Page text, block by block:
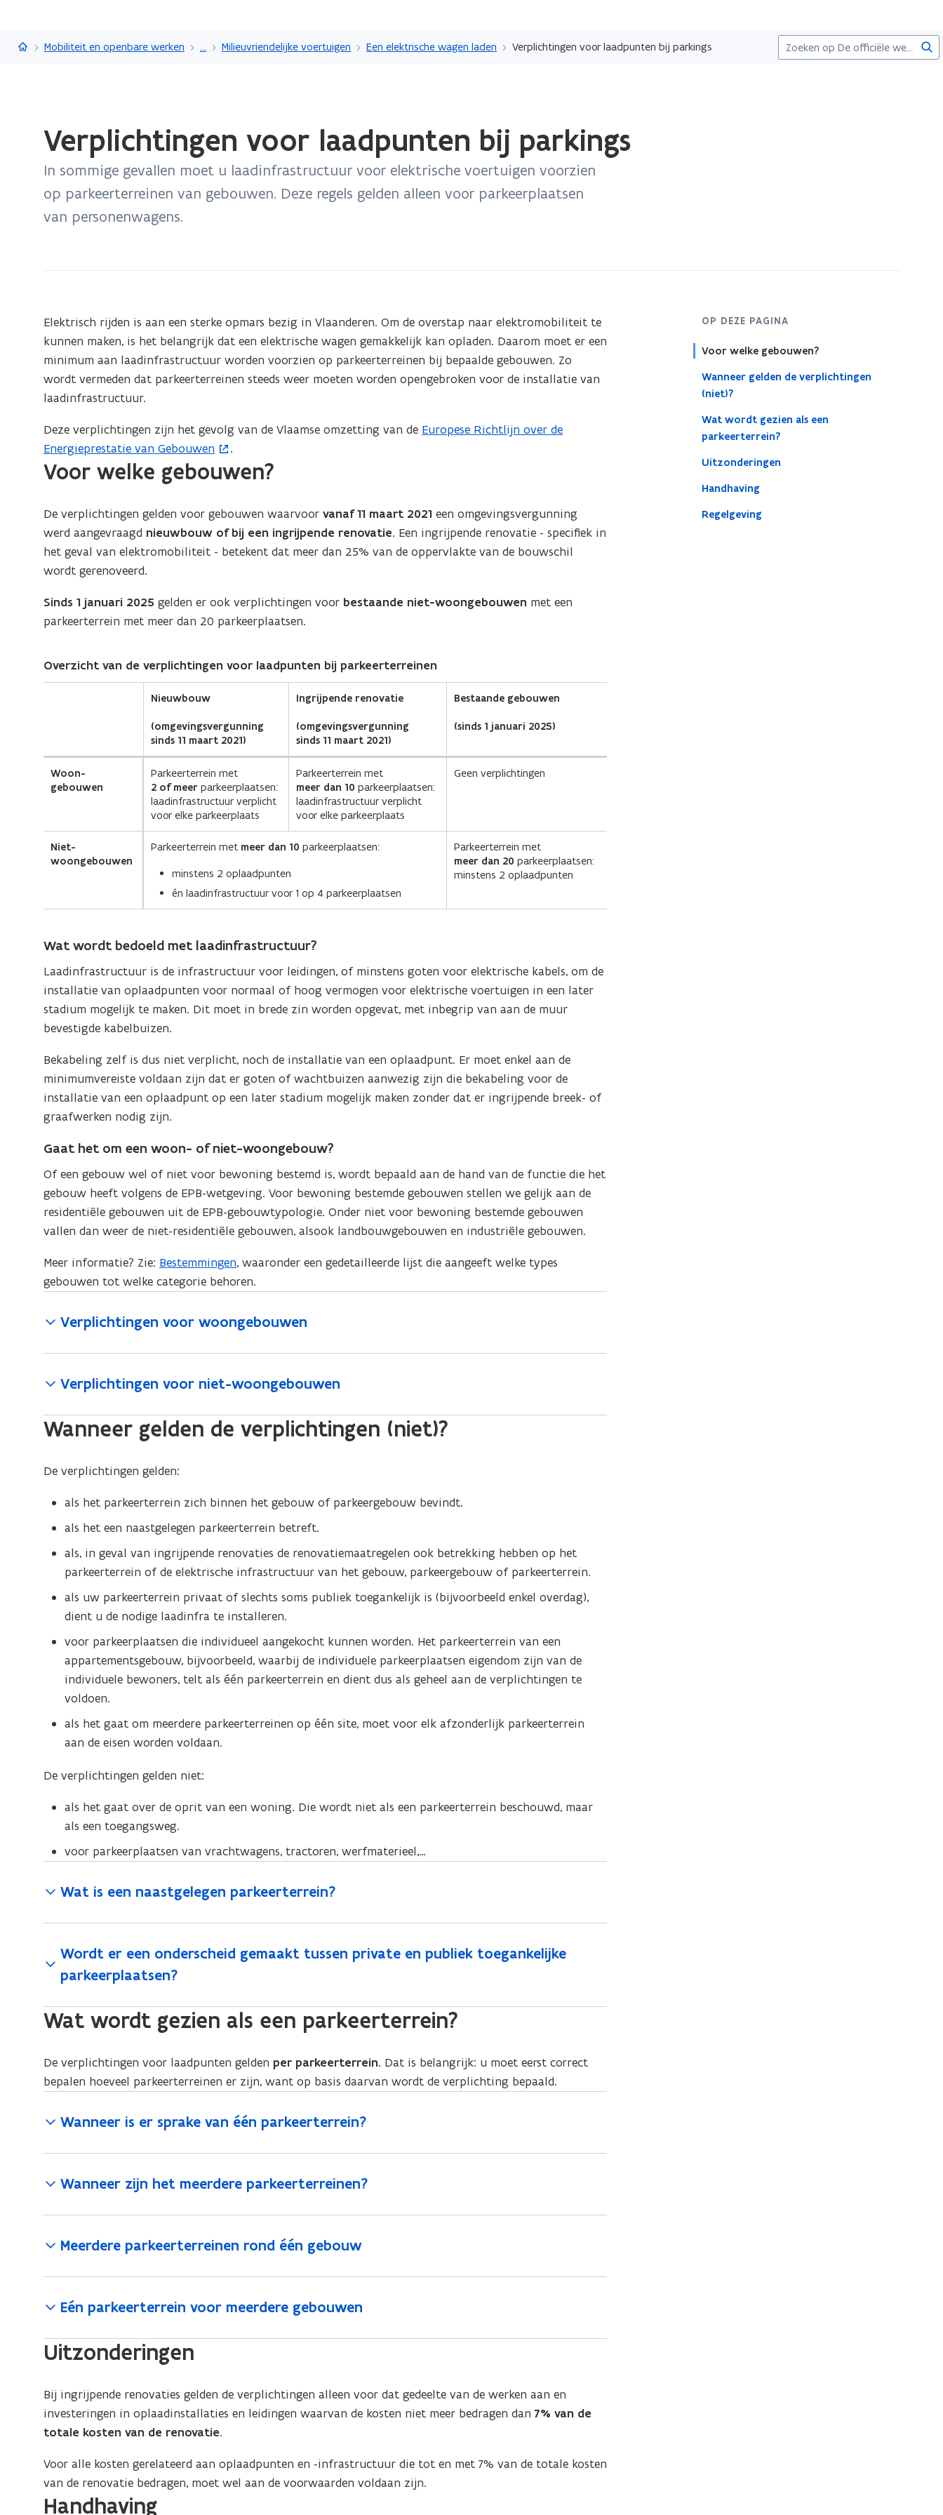
en
Vlaanderen.be
Mobiliteit en openbare werken ... Milieuvriendelijke voertuigen Een elektrische wagen laden Verplichtingen voor laadpunten bij parkings
laden.
bevindt
parkings
Verplichtingen voor laadpunten bij parkings
In sommige gevallen moet u laadinfrastructuur voor elektrische voertuigen voorzien
op parkeerterreinen van gebouwen. Deze regels gelden alleen voor parkeerplaatsen
van personenwagens.
OP DEZE PAGINA
Voor welke gebouwen?
Wanneer gelden de verplichtingen
(niet)?
Wat wordt gezien als een
parkeerterrein?
Uitzonderingen
Handhaving
Regelgeving
Elektrisch rijden is aan een sterke opmars bezig in Vlaanderen. Om de overstap naar elektromobiliteit te
kunnen maken, is het belangrijk dat een elektrische wagen gemakkelijk kan opladen. Daarom moet er een
minimum aan laadinfrastructuur worden voorzien op parkeerterreinen bij bepaalde gebouwen. Zo
wordt vermeden dat parkeerterreinen steeds weer moeten worden opengebroken voor de installatie van
laadinfrastructuur.
Deze verplichtingen zijn het gevolg van de Vlaamse omzetting van de Europese Richtlijn over de
Energieprestatie van Gebouwen
(
t
n
i
t
r
)
.
Voor welke gebouwen?
De verplichtingen gelden voor gebouwen waarvoorvanaf 11 maart 2021 een omgevingsvergunning
werd aangevraagd nieuwbouw of bij een ingrijpende renovatie. Een ingrijpende renovatie - specifiek in
het geval van elektromobiliteit - betekent dat meer dan 25% van de oppervlakte van de bouwschil
wordt gerenoveerd.
Sinds 1 januari 2025 gelden er ook verplichtingen voor bestaande niet-woongebouwen met een
parkeerterrein met meer dan 20 parkeerplaatsen.
(Scroll
links)
(Scroll
rechts)
Overzicht van de verplichtingen voor laadpunten bij parkeerterreinen
Nieuwbouw
(omgevingsvergunning
sinds 11 maart 2021)
Ingrijpende renovatie
(omgevingsvergunning
sinds 11 maart 2021)
Bestaande gebouwen
(sinds 1 januari 2025)
Woon-
gebouwen
Parkeerterrein met
2 of meer parkeerplaatsen:
laadinfrastructuur verplicht
voor elke parkeerplaats
Parkeerterrein met
meer dan 10 parkeerplaatsen:
laadinfrastructuur verplicht
voor elke parkeerplaats
Geen verplichtingen
Niet-
woongebouwen
Parkeerterrein met meer dan 10 parkeerplaatsen:
minstens 2 oplaadpunten
én laadinfrastructuur voor 1 op 4 parkeerplaatsen
Parkeerterrein met
meer dan 20parkeerplaatsen:
minstens 2 oplaadpunten
Wat wordt bedoeld met laadinfrastructuur?
Laadinfrastructuur is de infrastructuur voor leidingen, of minstens goten voor elektrische kabels, om de
installatie van oplaadpunten voor normaal of hoog vermogen voor elektrische voertuigen in een later
stadium mogelijk te maken. Dit moet in brede zin worden opgevat, met inbegrip van aan de muur
bevestigde kabelbuizen.
Bekabeling zelf is dus niet verplicht, noch de installatie van een oplaadpunt. Er moet enkel aan de
minimumvereiste voldaan zijn dat er goten of wachtbuizen aanwezig zijn die bekabeling voor de
installatie van een oplaadpunt op een later stadium mogelijk maken zonder dat er ingrijpende breek- of
graafwerken nodig zijn.
Gaat het om een woon- of niet-woongebouw?
Of een gebouw wel of niet voor bewoning bestemd is, wordt bepaald aan de hand van de functie die het
gebouw heeft volgens de EPB-wetgeving. Voor bewoning bestemde gebouwen stellen we gelijk aan de
residentiële gebouwen uit de EPB-gebouwtypologie. Onder niet voor bewoning bestemde gebouwen
vallen dan weer de niet-residentiële gebouwen, alsook landbouwgebouwen en industriële gebouwen.
Meer informatie? Zie: Bestemmingen, waaronder een gedetailleerde lijst die aangeeft welke types
gebouwen tot welke categorie behoren.
Verplichtingen voor woongebouwen
Verplichtingen voor niet-woongebouwen
Wanneer gelden de verplichtingen (niet)?
De verplichtingen gelden:
als het parkeerterrein zich binnen het gebouw of parkeergebouw bevindt.
als het een naastgelegen parkeerterrein betreft.
als, in geval van ingrijpende renovaties de renovatiemaatregelen ook betrekking hebben op het
parkeerterrein of de elektrische infrastructuur van het gebouw, parkeergebouw of parkeerterrein.
als uw parkeerterrein privaat of slechts soms publiek toegankelijk is (bijvoorbeeld enkel overdag),
dient u de nodige laadinfra te installeren.
voor parkeerplaatsen die individueel aangekocht kunnen worden. Het parkeerterrein van een
appartementsgebouw, bijvoorbeeld, waarbij de individuele parkeerplaatsen eigendom zijn van de
individuele bewoners, telt als één parkeerterrein en dient dus als geheel aan de verplichtingen te
voldoen.
als het gaat om meerdere parkeerterreinen op één site, moet voor elk afzonderlijk parkeerterrein
aan de eisen worden voldaan.
De verplichtingen gelden niet:
als het gaat over de oprit van een woning. Die wordt niet als een parkeerterrein beschouwd, maar
als een toegangsweg.
voor parkeerplaatsen van vrachtwagens, tractoren, werfmaterieel,…
Wat is een naastgelegen parkeerterrein?
Wordt er een onderscheid gemaakt tussen private en publiek toegankelijke
parkeerplaatsen?
Wat wordt gezien als een parkeerterrein?
De verplichtingen voor laadpunten gelden per parkeerterrein. Dat is belangrijk: u moet eerst correct
bepalen hoeveel parkeerterreinen er zijn, want op basis daarvan wordt de verplichting bepaald.
Wanneer is er sprake van één parkeerterrein?
Wanneer zijn het meerdere parkeerterreinen?
Meerdere parkeerterreinen rond één gebouw
Eén parkeerterrein voor meerdere gebouwen
Uitzonderingen
Bij ingrijpende renovaties gelden de verplichtingen alleen voor dat gedeelte van de werken aan en
investeringen in oplaadinstallaties en leidingen waarvan de kosten niet meer bedragen dan7% van de
totale kosten van de renovatie.
Voor alle kosten gerelateerd aan oplaadpunten en -infrastructuur die tot en met 7% van de totale kosten
van de renovatie bedragen, moet wel aan de voorwaarden voldaan zijn.
Handhaving